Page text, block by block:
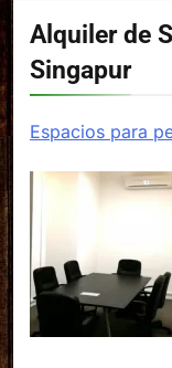
Alquiler de
Singapur
Espacios para